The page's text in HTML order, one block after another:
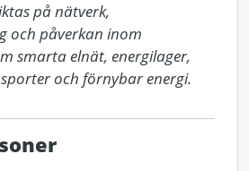
på nätverk,
och påverkan inom
smarta elnät, energilager,
och förnybar energi.